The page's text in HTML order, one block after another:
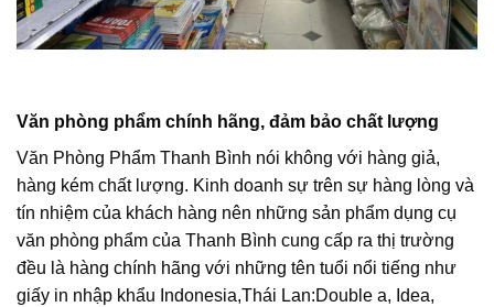
Văn phòng phẩm chính hãng, đảm bảo chất lượng
Văn Phòng Phẩm Thanh Bình nói không với hàng giả,
hàng kém chất lượng. Kinh doanh sự trên sự hàng lòng và
tín nhiệm của khách hàng nên những sản phẩm dụng cụ
văn phòng phẩm của Thanh Bình cung cấp ra thị trường
đều là hàng chính hãng với những tên tuổi nổi tiếng như
giấy in nhập khẩu Indonesia,Thái Lan:Double a, Idea,